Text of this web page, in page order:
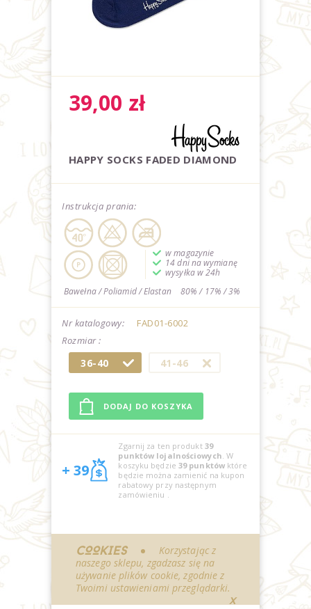
39,00 zł
HAPPY SOCKS FADED DIAMOND
Instrukcja prania:
w magazynie
14 dni na wymianę
wysyłka w 24h
Bawełna / Poliamid / Elastan
80% / 17% / 3%
Nr katalogowy:
FAD01-6002
Rozmiar :
36-40 41-46
+ 39
Zgarnij za ten produkt 39
punktów lojalnościowych. W
koszyku będzie 39punktówktóre
będzie można zamienić na kupon
rabatowy przy następnym
zamówieniu .
COOKIES
Korzystając z
naszego sklepu, zgadzasz się na
używanie plików cookie, zgodnie z
Twoimi ustawieniami przeglądarki.
X